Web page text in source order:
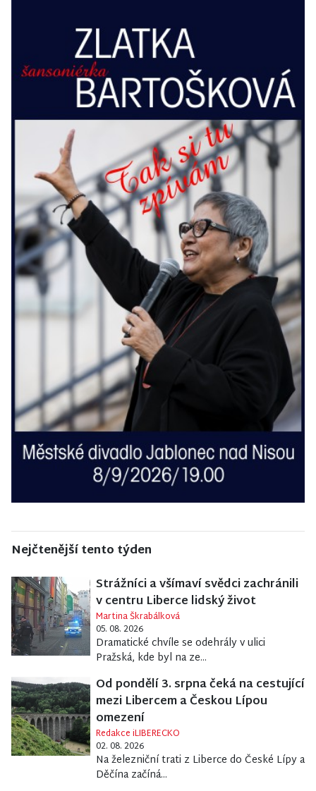
Nejčtenější tento týden
Strážníci a všímaví svědci zachránili
v centru Liberce lidský život
Martina Škrabálková
05. 08. 2026
Dramatické chvíle se odehrály v ulici
Pražská, kde byl na ze...
Od pondělí 3. srpna čeká na cestující
mezi Libercem a Českou Lípou
omezení
Redakce iLIBERECKO
02. 08. 2026
Na železniční trati z Liberce do České Lípy a
Děčína začíná...